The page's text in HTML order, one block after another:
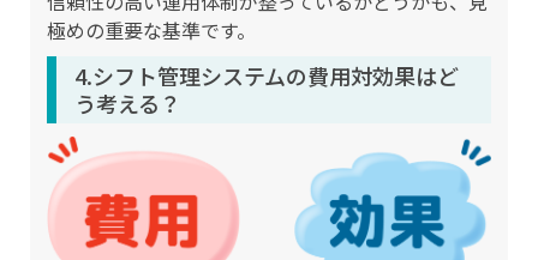
極めの重要な基準です。
4.シフト管理システムの費用対効果はど
う考える？